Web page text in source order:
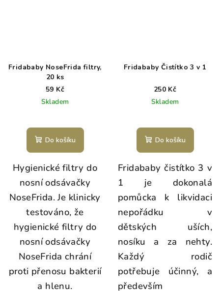
Fridababy NoseFrida filtry,
20 ks
59 Kč
Skladem
Do košíku
Hygienické filtry do
nosní odsávačky
NoseFrida. Je klinicky
testováno, že
hygienické filtry do
nosní odsávačky
NoseFrida chrání
proti přenosu bakterií
a hlenu.
Fridababy Čistítko 3 v 1
250 Kč
Skladem
Do košíku
Fridababy čistítko 3 v
1 je dokonalá
pomůcka k likvidaci
nepořádku v
dětských uších,
nosíku a za nehty.
Každý rodič
potřebuje účinný, a
především